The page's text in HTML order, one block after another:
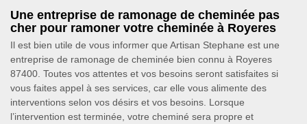
Une entreprise de ramonage de cheminée pas
cher pour ramoner votre cheminée à Royeres
Il est bien utile de vous informer que Artisan Stephane est une
entreprise de ramonage de cheminée bien connu à Royeres
87400. Toutes vos attentes et vos besoins seront satisfaites si
vous faites appel à ses services, car elle vous alimente des
interventions selon vos désirs et vos besoins. Lorsque
l’intervention est terminée, votre cheminé sera propre et